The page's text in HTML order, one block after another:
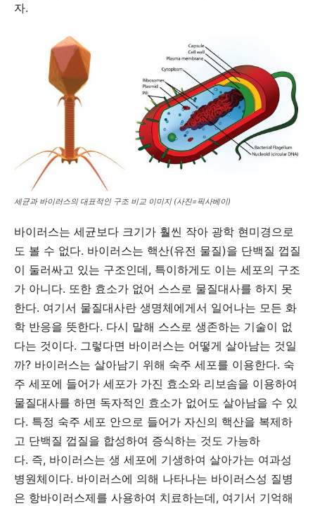
자.
세균과 바이러스의 대표적인 구조 비교 이미지 (사진=픽사베이)
바이러스는 세균보다 크기가 훨씬 작아 광학 현미경으로
도 볼 수 없다. 바이러스는 핵산(유전 물질)을 단백질 껍질
이 둘러싸고 있는 구조인데, 특이하게도 이는 세포의 구조
가 아니다. 또한 효소가 없어 스스로 물질대사를 하지 못
한다. 여기서 물질대사란 생명체에게서 일어나는 모든 화
학 반응을 뜻한다. 다시 말해 스스로 생존하는 기술이 없
다는 것이다. 그렇다면 바이러스는 어떻게 살아남는 것일
까? 바이러스는 살아남기 위해 숙주 세포를 이용한다. 숙
주 세포에 들어가 세포가 가진 효소와 리보솜을 이용하여
물질대사를 하면 독자적인 효소가 없어도 살아남을 수 있
다. 특정 숙주 세포 안으로 들어가 자신의 핵산을 복제하
고 단백질 껍질을 합성하여 증식하는 것도 가능하
다. 즉, 바이러스는 생 세포에 기생하여 살아가는 여과성
병원체이다. 바이러스에 의해 나타나는 바이러스성 질병
은 항바이러스제를 사용하여 치료하는데, 여기서 기억해